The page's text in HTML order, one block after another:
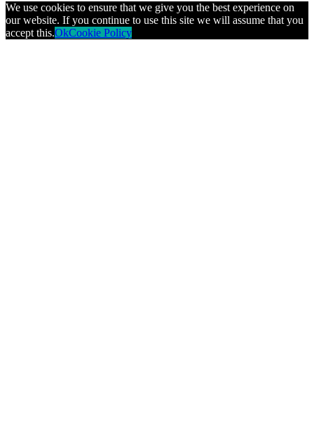
We use cookies to ensure that we give you the best experience on
our website. If you continue to use this site we will assume that you
accept this.OkCookie Policy